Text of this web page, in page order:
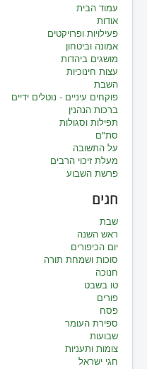
עמוד הבית
אודות
פעילויות ופרויקטים
אמונה וביטחון
מושגים ביהדות
עצות חינוכיות
השבת
פוקחים עיניים - נוטלים ידיים
ברכות הנהנין
תפילות וסגולות
סת"ם
על התשובה
מעלת זיכוי הרבים
פרשת השבוע
חגים
שבת
ראש השנה
יום הכיפורים
סוכות ושמחת תורה
חנוכה
טו בשבט
פורים
פסח
ספירת העומר
שבועות
צומות ותעניות
חגי ישראל